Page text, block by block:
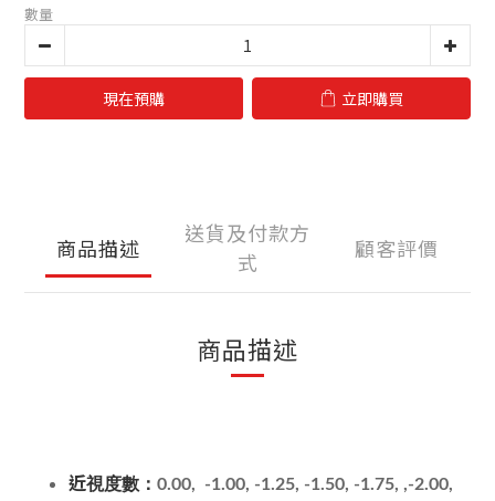
數量
現在預購 立即購買
商品描述
送貨及付款方
式
顧客評價
商品描述
近視度數： 0.00, -1.00, -1.25, -1.50, -1.75, ,-2.00,